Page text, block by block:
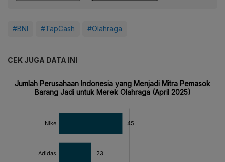
#BNI #TapCash #Olahraga
CEK JUGA DATA INI